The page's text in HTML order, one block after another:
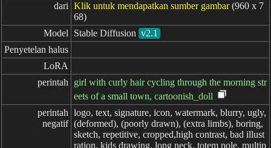
dari Klik untuk mendapatkan sumber gambar (960 x 7
68)
Model
Stable Diffusion v2.1
Penyetelan halus
LoRA
perintah
girl with curly hair cycling through the morning str
eets of a small town, cartoonish_doll
perintah
negatif
logo, text, signature, icon, watermark, blurry, ugly,
(deformed), (poorly drawn), (extra limbs), boring,
sketch, repetitive, cropped,high contrast, bad illust
ration, kids drawing, long neck, totem pole, multip